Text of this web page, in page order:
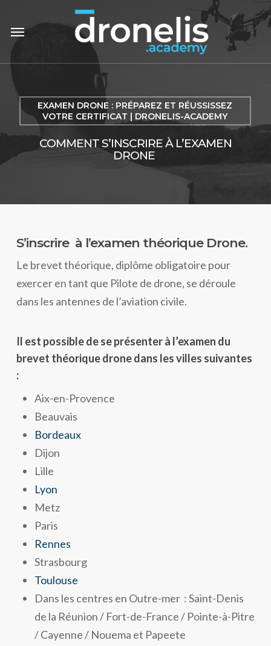
contenu
principal
Menu
EXAMEN DRONE : PRÉPAREZ ET RÉUSSISSEZ
VOTRE CERTIFICAT | DRONELIS-ACADEMY
COMMENT S’INSCRIRE À L’EXAMEN
DRONE
S’inscrire à l’examen théorique Drone.
Le brevet théorique, diplôme obligatoire pour
exercer en tant que Pilote de drone, se déroule
dans les antennes de l’aviation civile.
Il est possible de se présenter à l’examen du
brevet théorique drone dans les villes suivantes
:
Aix-en-Provence
Beauvais
Bordeaux
Dijon
Lille
Lyon
Metz
Paris
Rennes
Strasbourg
Toulouse
Dans les centres en Outre-mer : Saint-Denis
de la Réunion / Fort-de-France / Pointe-à-Pitre
/ Cayenne / Nouema et Papeete